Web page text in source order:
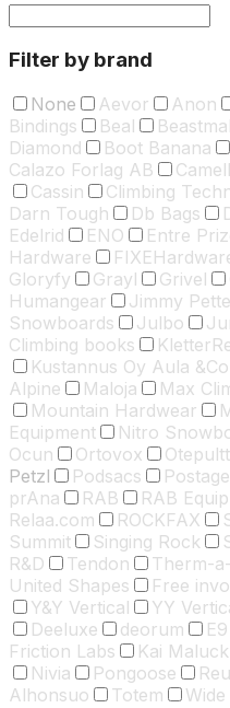
Filter by brand
None Aevor Anon
Bindings
Beal
Diamond
Boot Banana
Calazo Forlag AB
Cassin
Climbing
Darn Tough
Db Bags
Edelrid
ENO Entre
Hardware
Gloryfy
Grayl Grivel
Humangear
Jimmy
Snowboards
Julbo
Climbing books
Kustannus Oy Aula &Co
Alpine
Maloja Max
Mountain Hardwear
Equipment
Nitro
Ocun
Ortovox
Petzl
Podsacs
prAna
RAB RAB
Relaa.com
ROCKFAX
Summit
Singing Rock
R&D
Tendon Therm-
United Shapes
Free
Y&Y Vertical
YY
Deeluxe
deorum E9
Friction Labs
Kai Maluck
Nivia
Pongoose
Alhonsuo
Totem